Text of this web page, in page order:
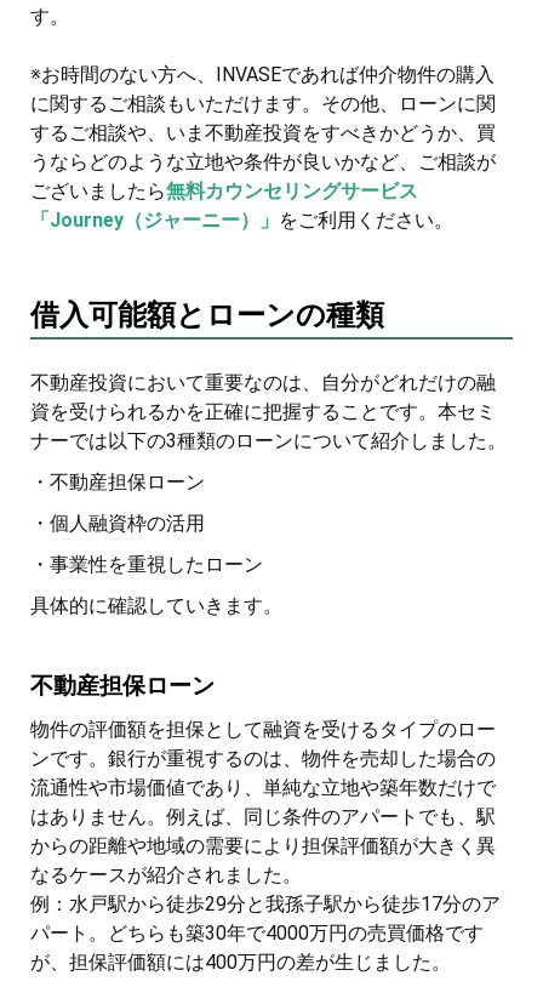
す。
※お時間のない方へ、INVASEであれば仲介物件の購入
に関するご相談もいただけます。その他、ローンに関
するご相談や、いま不動産投資をすべきかどうか、買
うならどのような立地や条件が良いかなど、ご相談が
ございましたら無料カウンセリングサービス
「Journey（ジャーニー）」 をご利用ください。
借入可能額とローンの種類
不動産投資において重要なのは、自分がどれだけの融
資を受けられるかを正確に把握することです。本セミ
ナーでは以下の3種類のローンについて紹介しました。
・不動産担保ローン
・個人融資枠の活用
・事業性を重視したローン
具体的に確認していきます。
不動産担保ローン
物件の評価額を担保として融資を受けるタイプのロー
ンです。銀行が重視するのは、物件を売却した場合の
流通性や市場価値であり、単純な立地や築年数だけで
はありません。例えば、同じ条件のアパートでも、駅
からの距離や地域の需要により担保評価額が大きく異
なるケースが紹介されました。
例：水戸駅から徒歩29分と我孫子駅から徒歩17分のア
パート。どちらも築30年で4000万円の売買価格です
が、担保評価額には400万円の差が生じました。